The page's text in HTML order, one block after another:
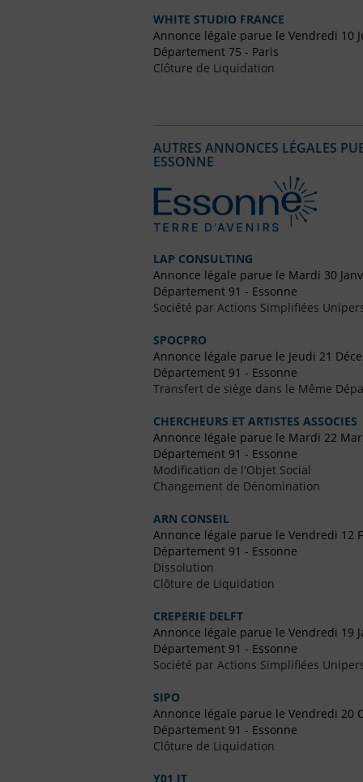
WHITE STUDIO FRANCE
Annonce légale parue le Vendredi 10
Département 75 - Paris
Clôture de Liquidation
AUTRES ANNONCES LÉGALES
ESSONNE
LAP CONSULTING
Annonce légale parue le Mardi 30
Département 91 - Essonne
Société par Actions Simplifiées
SPOCPRO
Annonce légale parue le Jeudi 21
Département 91 - Essonne
Transfert de siège dans le Même
CHERCHEURS ET ARTISTES ASSOCIES
Annonce légale parue le Mardi 22
Département 91 - Essonne
Modification de l'Objet Social
Changement de Dénomination
ARN CONSEIL
Annonce légale parue le Vendredi 12
Département 91 - Essonne
Dissolution
Clôture de Liquidation
CREPERIE DELFT
Annonce légale parue le Vendredi 19
Département 91 - Essonne
Société par Actions Simplifiées
SIPO
Annonce légale parue le Vendredi 20
Département 91 - Essonne
Clôture de Liquidation
Y01 IT